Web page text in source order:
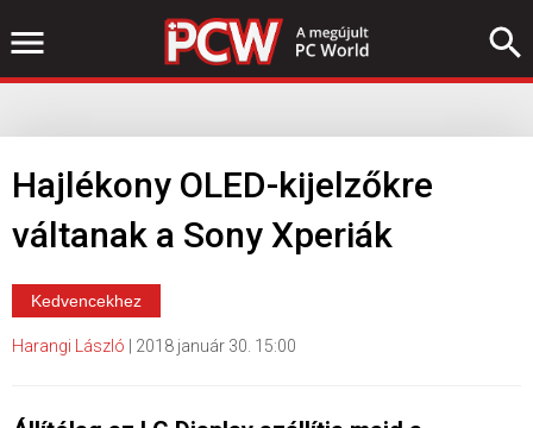
Hajlékony OLED-kijelzőkre
váltanak a Sony Xperiák
Kedvencekhez
Harangi László 2018 január 30. 15:00